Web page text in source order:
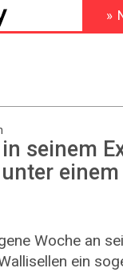
HEADER
MENU
»
seinem
einem
Woche an
ein